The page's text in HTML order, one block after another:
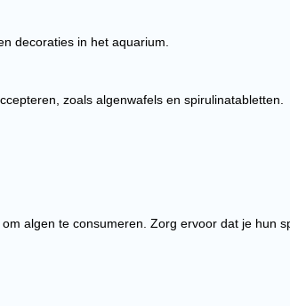
decoraties in het aquarium.
zoals algenwafels en spirulinatabletten.
algen te consumeren. Zorg ervoor dat je hun